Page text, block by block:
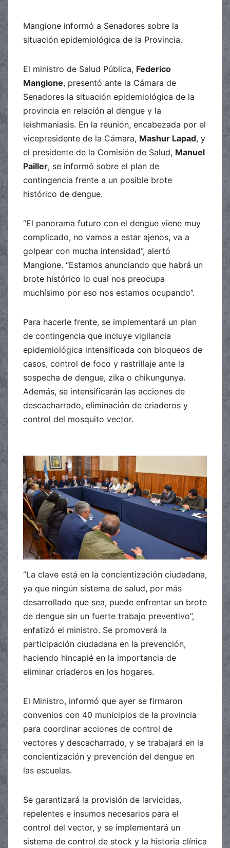
Mangione informó a Senadores sobre la
situación epidemiológica de la Provincia.
El ministro de Salud Pública, Federico
Mangione, presentó ante la Cámara de
Senadores la situación epidemiológica de la
provincia en relación al dengue y la
leishmaniasis. En la reunión, encabezada por el
vicepresidente de la Cámara, Mashur Lapad, y
el presidente de la Comisión de Salud, Manuel
Pailler, se informó sobre el plan de
contingencia frente a un posible brote
histórico de dengue.
“El panorama futuro con el dengue viene muy
complicado, no vamos a estar ajenos, va a
golpear con mucha intensidad”, alertó
Mangione. “Estamos anunciando que habrá un
brote histórico lo cual nos preocupa
muchísimo por eso nos estamos ocupando”.
Para hacerle frente, se implementará un plan
de contingencia que incluye vigilancia
epidemiológica intensificada con bloqueos de
casos, control de foco y rastrillaje ante la
sospecha de dengue, zika o chikungunya.
Además, se intensificarán las acciones de
descacharrado, eliminación de criaderos y
control del mosquito vector.
“La clave está en la concientización ciudadana,
ya que ningún sistema de salud, por más
desarrollado que sea, puede enfrentar un brote
de dengue sin un fuerte trabajo preventivo”,
enfatizó el ministro. Se promoverá la
participación ciudadana en la prevención,
haciendo hincapié en la importancia de
eliminar criaderos en los hogares.
El Ministro, informó que ayer se firmaron
convenios con 40 municipios de la provincia
para coordinar acciones de control de
vectores y descacharrado, y se trabajará en la
concientización y prevención del dengue en
las escuelas.
Se garantizará la provisión de larvicidas,
repelentes e insumos necesarios para el
control del vector, y se implementará un
sistema de control de stock y la historia clínica